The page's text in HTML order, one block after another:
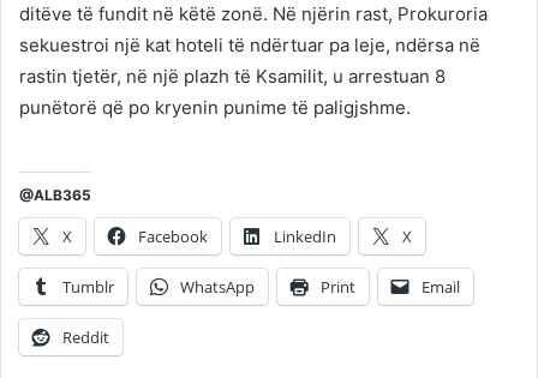
ditëve të fundit në këtë zonë. Në njërin rast, Prokuroria
sekuestroi një kat hoteli të ndërtuar pa leje, ndërsa në
rastin tjetër, në një plazh të Ksamilit, u arrestuan 8
punëtorë që po kryenin punime të paligjshme.
@ALB365
X Facebook LinkedIn X
Tumblr WhatsApp Print Email
Reddit